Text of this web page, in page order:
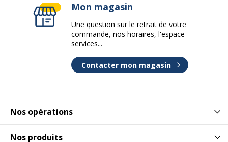
Nos opérations
Nos produits
Mon magasin
Une question sur le retrait de votre
commande, nos horaires, l'espace
services...
Contacter mon magasin